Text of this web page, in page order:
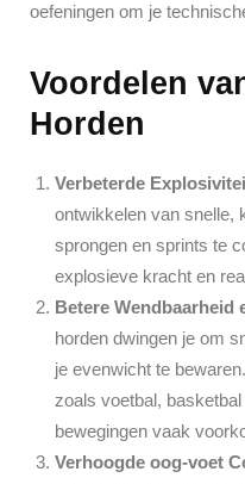
oefeningen om je
Voordelen
Horden
Verbeterde
ontwikkelen van snelle,
sprongen en sprints te
explosieve kracht en
Betere Wendbaarheid
horden dwingen je om
je evenwicht te
zoals voetbal,
bewegingen vaak
Verhoogde oog-voet